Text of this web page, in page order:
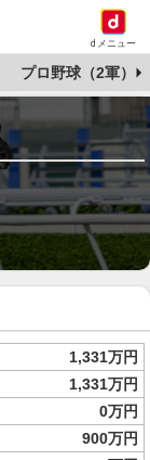
dメニュー
プロ野球（2軍）
1,331万円
1,331万円
0万円
900万円